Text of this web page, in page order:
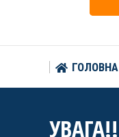
ГОЛОВНА